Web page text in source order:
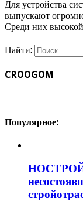
Для устройства
выпускают
Среди них
Найти:
CROOGOM
Популярное:
НОСТРОЙ: